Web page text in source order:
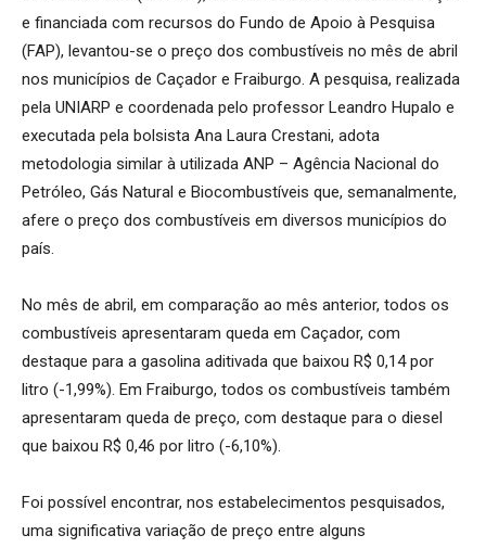
e financiada com recursos do Fundo de Apoio à Pesquisa
(FAP), levantou-se o preço dos combustíveis no mês de abril
nos municípios de Caçador e Fraiburgo. A pesquisa, realizada
pela UNIARP e coordenada pelo professor Leandro Hupalo e
executada pela bolsista Ana Laura Crestani, adota
metodologia similar à utilizada ANP – Agência Nacional do
Petróleo, Gás Natural e Biocombustíveis que, semanalmente,
afere o preço dos combustíveis em diversos municípios do
país.
No mês de abril, em comparação ao mês anterior, todos os
combustíveis apresentaram queda em Caçador, com
destaque para a gasolina aditivada que baixou R$ 0,14 por
litro (-1,99%). Em Fraiburgo, todos os combustíveis também
apresentaram queda de preço, com destaque para o diesel
que baixou R$ 0,46 por litro (-6,10%).
Foi possível encontrar, nos estabelecimentos pesquisados,
uma significativa variação de preço entre alguns